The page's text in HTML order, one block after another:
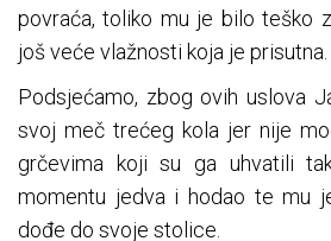
povraća, toliko mu je bilo teško
još veće vlažnosti koja je prisutna.
Podsjećamo, zbog ovih uslova
svoj meč trećeg kola jer nije
grčevima koji su ga uhvatili
momentu jedva i hodao te mu
dođe do svoje stolice.